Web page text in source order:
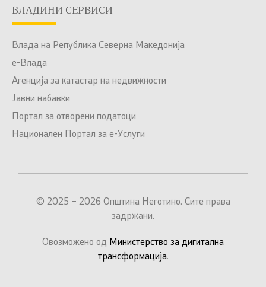
ВЛАДИНИ СЕРВИСИ
Влада на Република Северна Македонија
е-Влада
Агенција за катастар на недвижности
Јавни набавки
Портал за отворени податоци
Национален Портал за е-Услуги
© 2025 – 2026 Општина Неготино. Сите права
задржани.
Овозможено од Министерство за дигитална
трансформација.